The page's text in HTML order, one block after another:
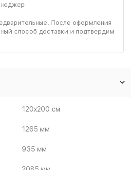
После оформления
способ доставки и подтвердим
120x200 см
1265 мм
935 мм